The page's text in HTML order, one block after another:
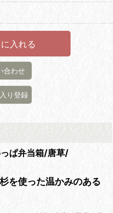
入れる
合わせ
り登録
ぱ弁当箱/唐草/
を使った温かみのある